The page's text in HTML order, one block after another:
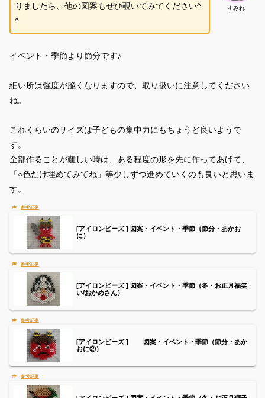
すみれ
りましたら、他の図案もぜひ覗いてみてください^
^
イベント・季節より節分です♪
細い所は強度が脆くなりますので、取り扱いに注意してください
ね。
これくらいのサイズは子どもの集中力にもちょうど良いようで
す。
全部作ることが難しい時は、ある程度の形を先に作ってあげて、
「○色だけ埋めてみてね」等少しずつ進めていくのも良いと思いま
す。
[アイロンビーズ ] 図案・イベント・季節（節分・あかお
に）
[アイロンビーズ ] 図案・イベント・季節（冬・お正月福笑
い/おかめさん）
[アイロンビーズ ] 図案・イベント・季節（節分・あか
おに②）